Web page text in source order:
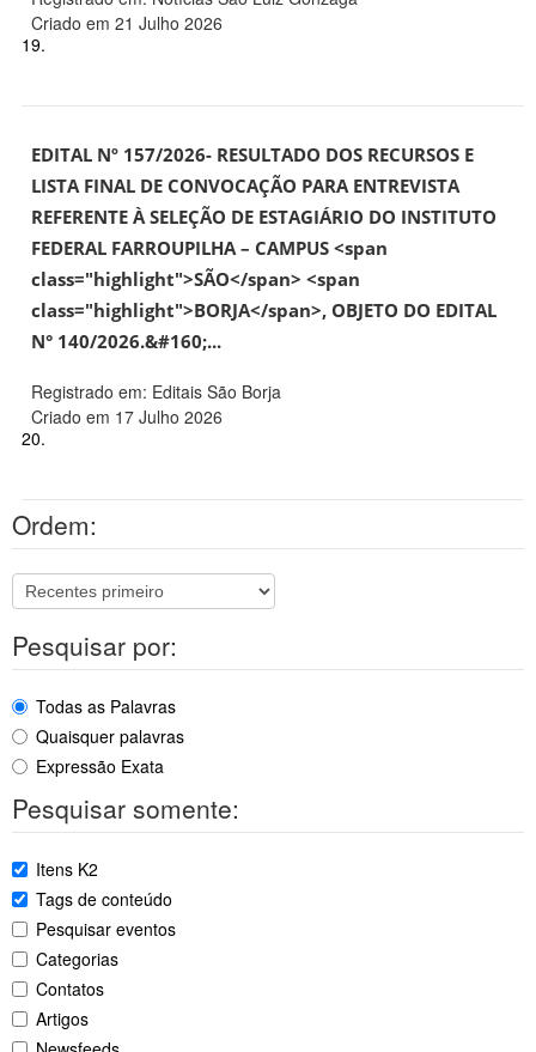
Criado em 21 Julho 2026
19.
EDITAL Nº 157/2026- RESULTADO DOS RECURSOS E
LISTA FINAL DE CONVOCAÇÃO PARA ENTREVISTA
REFERENTE À SELEÇÃO DE ESTAGIÁRIO DO INSTITUTO
FEDERAL FARROUPILHA – CAMPUS <span
class="highlight">SÃO</span> <span
class="highlight">BORJA</span>, OBJETO DO EDITAL
N° 140/2026.&#160;...
Registrado em: Editais São Borja
Criado em 17 Julho 2026
20.
Ordem:
Pesquisar por:
Todas as Palavras
Quaisquer palavras
Expressão Exata
Pesquisar somente:
Itens K2
Tags de conteúdo
Pesquisar eventos
Categorias
Contatos
Artigos